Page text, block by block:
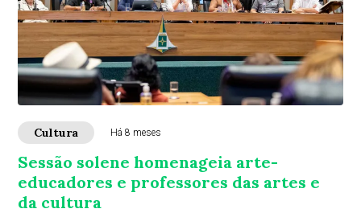
Cultura Há 8 meses
Sessão solene homenageia arte-
educadores e professores das artes e
da cultura